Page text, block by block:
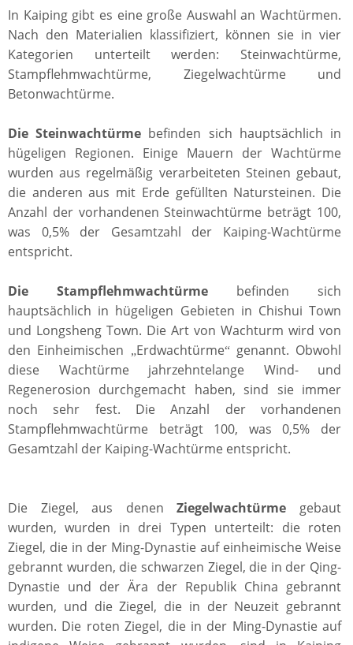
In Kaiping gibt es eine große Auswahl an Wachtürmen.
Nach den Materialien klassifiziert, können sie in vier
Kategorien unterteilt werden: Steinwachtürme,
Stampflehmwachtürme, Ziegelwachtürme und
Betonwachtürme.
Die Steinwachtürme befinden sich hauptsächlich in
hügeligen Regionen. Einige Mauern der Wachtürme
wurden aus regelmäßig verarbeiteten Steinen gebaut,
die anderen aus mit Erde gefüllten Natursteinen. Die
Anzahl der vorhandenen Steinwachtürme beträgt 100,
was 0,5% der Gesamtzahl der Kaiping-Wachtürme
entspricht.
Die Stampflehmwachtürme befinden sich
hauptsächlich in hügeligen Gebieten in Chishui Town
und Longsheng Town. Die Art von Wachturm wird von
den Einheimischen
„Erdwachtürme“genannt. Obwohl
diese Wachtürme jahrzehntelange Wind- und
Regenerosion durchgemacht haben, sind sie immer
noch sehr fest. Die Anzahl der vorhandenen
Stampflehmwachtürme beträgt 100, was 0,5% der
Gesamtzahl der Kaiping-Wachtürme entspricht.
Die Ziegel, aus denenZiegelwachtürme gebaut
wurden, wurden in drei Typen unterteilt: die roten
Ziegel, die in der Ming-Dynastie auf einheimische Weise
gebrannt wurden, die schwarzen Ziegel, die in der Qing-
Dynastie und der Ära der Republik China gebrannt
wurden, und die Ziegel, die in der Neuzeit gebrannt
wurden. Die roten Ziegel, die in der Ming-Dynastie auf